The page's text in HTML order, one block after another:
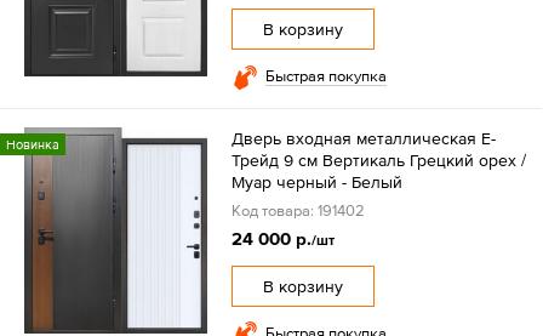
В корзину
Быстрая покупка
Новинка
Дверь входная металлическая Е-
Трейд 9 см Вертикаль Грецкий орех /
Муар черный - Белый
Код товара: 191402
24 000 р./шт
В корзину